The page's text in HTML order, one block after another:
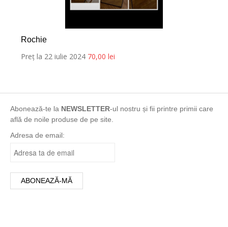
Rochie
Preț la 22 iulie 2024 70,00 lei
Abonează-te la NEWSLETTER-ul nostru și fii printre primii care
află de noile produse de pe site.
Adresa de email: